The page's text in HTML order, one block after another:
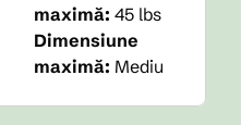
maximă: 45 lbs
Dimensiune
maximă: Mediu